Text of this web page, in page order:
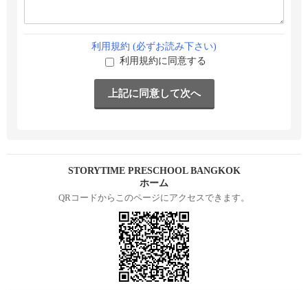
利用規約 (必ずお読み下さい)
利用規約に同意する
STORYTIME PRESCHOOL BANGKOK
ホーム
QRコードからこのページにアクセスできます。